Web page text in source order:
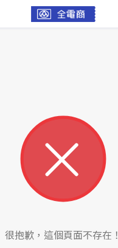
很抱歉，這個頁面不存在！